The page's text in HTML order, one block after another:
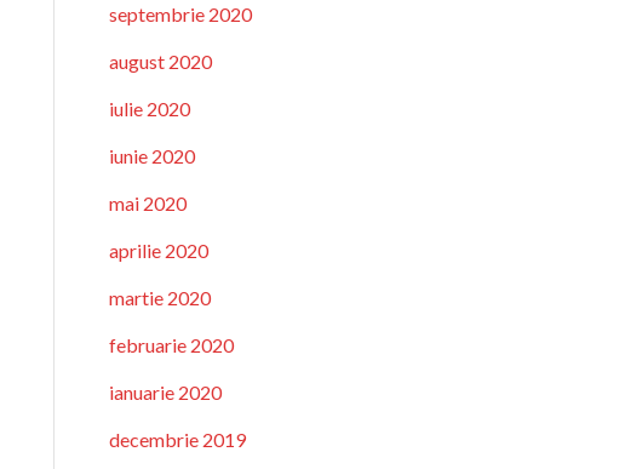
septembrie 2020
august 2020
iulie 2020
iunie 2020
mai 2020
aprilie 2020
martie 2020
februarie 2020
ianuarie 2020
decembrie 2019